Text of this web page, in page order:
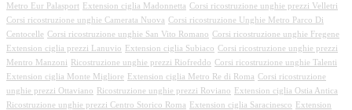
Metro Eur Palasport
Extension ciglia Madonnetta Corsi ricostruzione unghie prezzi Velletri
Corsi ricostruzione unghie Camerata Nuova Corsi ricostruzione Unghie Metro Parco Di
Centocelle Corsi ricostruzione unghie San Vito Romano Corsi ricostruzione unghie Fregene
Extension ciglia prezzi Lanuvio
Extension ciglia Subiaco Corsi ricostruzione unghie prezzi
Mentro Manzoni
Ricostruzione unghie prezzi Riofreddo Corsi ricostruzione unghie Talenti
Extension ciglia Monte Migliore
Extension ciglia Metro Re di Roma Corsi ricostruzione
unghie prezzi Ottaviano
Ricostruzione unghie prezzi Roviano
Extension ciglia Ostia Antica
Ricostruzione unghie prezzi Centro Storico Roma
Extension ciglia Saracinesco
Extension